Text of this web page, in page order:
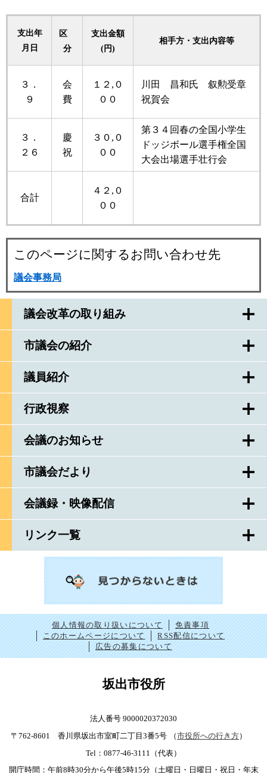
議会改革の取り組み
市議会の紹介
議員紹介
行政視察
会議のお知らせ
市議会だより
会議録・映像配信
リンク一覧
支出年
月日
区
分
支出金額
(円)
相手方・支出内容等
３．
９
会
費
１２,０
００
川田 昌和氏 叙勲受章
祝賀会
３．
２６
慶
祝
３０,０
００
第３４回春の全国小学生
ドッジボール選手権全国
大会出場選手壮行会
合計
４２,０
００
このページに関するお問い合わせ先
議会事務局
個人情報の取り扱いについて
免責事項
このホームページについて
RSS配信について
広告の募集について
坂出市役所
法人番号 9000020372030
〒762-8601 香川県坂出市室町二丁目3番5号
（市役所への行き方）
Tel：0877-46-3111（代表）
開庁時間：午前8時30分から午後5時15分（土曜日・日曜日・祝日・年末